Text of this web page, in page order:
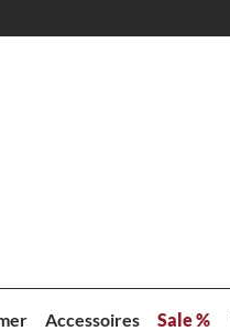
Accessoires Sale %